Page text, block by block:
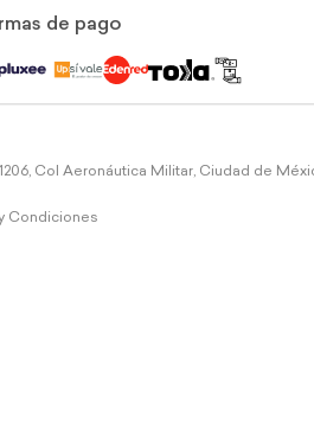
de pago
Col Aeronáutica Militar, Ciudad de
Condiciones